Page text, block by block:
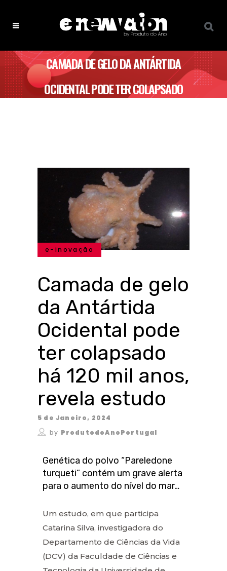
CAMADA DE GELO DA ANTÁRTIDA
OCIDENTAL PODE TER COLAPSADO
e-inovação
Camada de gelo
da Antártida
Ocidental pode
ter colapsado
há 120 mil anos,
revela estudo
5 de Janeiro, 2024
by ProdutodoAnoPortugal
Genética do polvo “Pareledone
turqueti” contém um grave alerta
para o aumento do nível do mar…
Um estudo, em que participa
Catarina Silva, investigadora do
Departamento de Ciências da Vida
(DCV) da Faculdade de Ciências e